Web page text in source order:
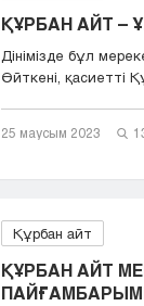
ҚҰРБАН АЙТ –
Дінімізде бұл
Өйткені, қасиетті
25 маусым 2023
Құрбан айт
ҚҰРБАН АЙТ